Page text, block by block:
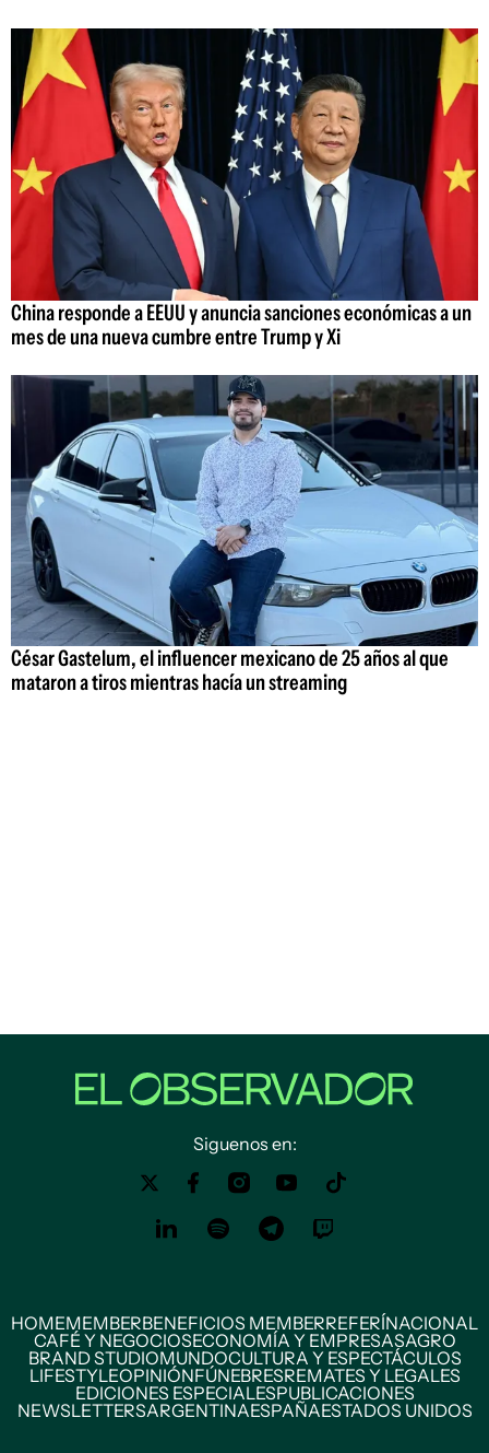
China responde a EEUU y anuncia sanciones económicas a un
mes de una nueva cumbre entre Trump y Xi
César Gastelum, el influencer mexicano de 25 años al que
mataron a tiros mientras hacía un streaming
Siguenos en:
HOMEMEMBERBENEFICIOS MEMBERREFERÍNACIONAL
CAFÉ Y NEGOCIOSECONOMÍA Y EMPRESASAGRO
BRAND STUDIOMUNDOCULTURA Y ESPECTÁCULOS
LIFESTYLEOPINIÓNFÚNEBRESREMATES Y LEGALES
EDICIONES ESPECIALESPUBLICACIONES
NEWSLETTERSARGENTINAESPAÑAESTADOS UNIDOS